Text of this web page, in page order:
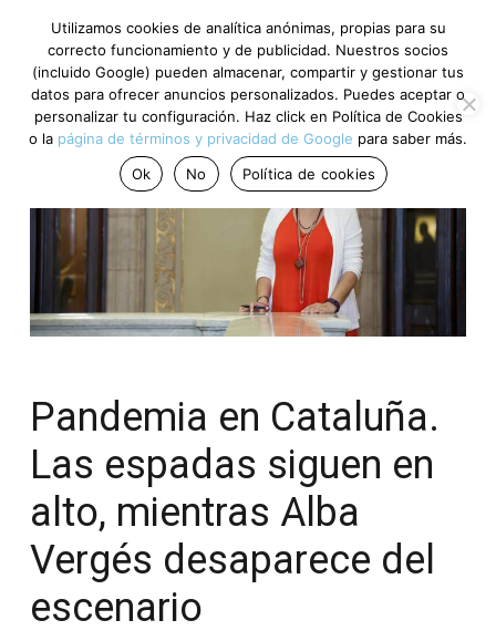
Pandemia en Cataluña.
Las espadas siguen en
alto, mientras Alba
Vergés desaparece del
escenario
Utilizamos cookies de analítica anónimas, propias para su
correcto funcionamiento y de publicidad. Nuestros socios
(incluido Google) pueden almacenar, compartir y gestionar tus
datos para ofrecer anuncios personalizados. Puedes aceptar o
personalizar tu configuración. Haz click en Política de Cookies
o la página de términos y privacidad de Google para saber más.
Ok
No Política de cookies